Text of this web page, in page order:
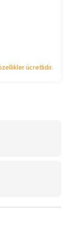
ücretlidir.